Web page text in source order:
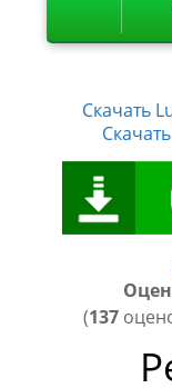
Скачать
Скачать
(137